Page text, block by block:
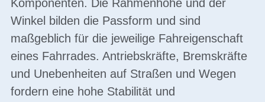
Komponenten. Die Rahmenhöhe und der
Winkel bilden die Passform und sind
maßgeblich für die jeweilige Fahreigenschaft
eines Fahrrades. Antriebskräfte, Bremskräfte
und Unebenheiten auf Straßen und Wegen
fordern eine hohe Stabilität und